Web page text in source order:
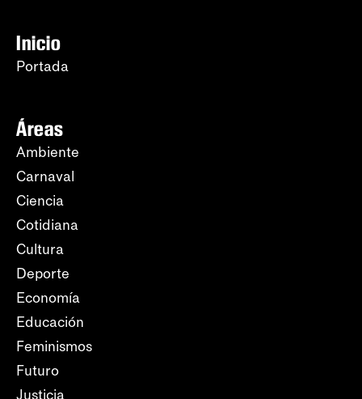
Inicio
Portada
Áreas
Ambiente
Carnaval
Ciencia
Cotidiana
Cultura
Deporte
Economía
Educación
Feminismos
Futuro
Justicia